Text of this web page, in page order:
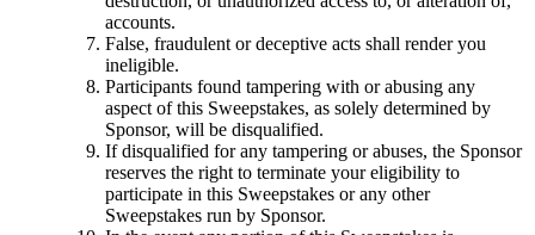
accounts.
False, fraudulent or deceptive acts shall render you
ineligible.
Participants found tampering with or abusing any
aspect of this Sweepstakes, as solely determined by
Sponsor, will be disqualified.
If disqualified for any tampering or abuses, the Sponsor
reserves the right to terminate your eligibility to
participate in this Sweepstakes or any other
Sweepstakes run by Sponsor.